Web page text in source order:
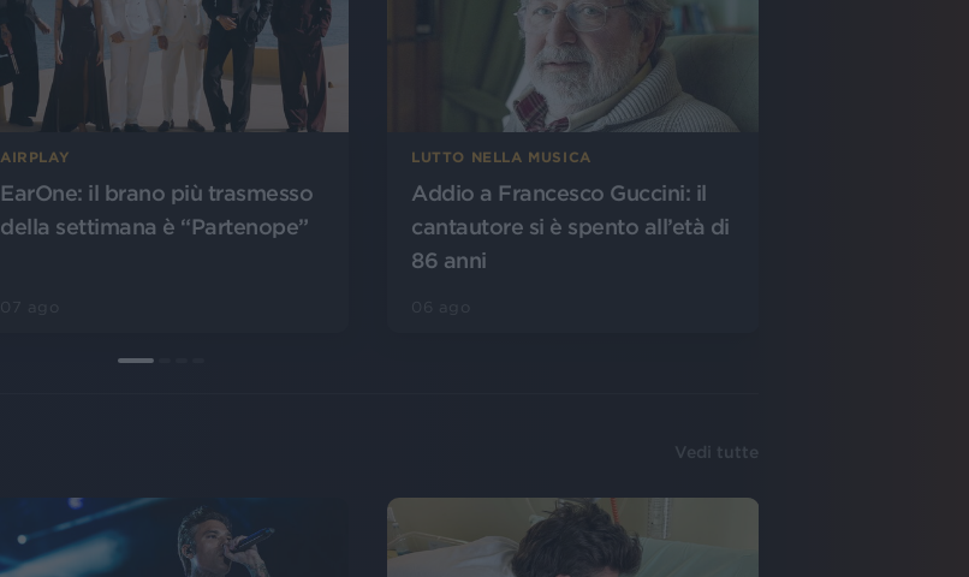
AIRPLAY
EarOne: il brano più trasmesso
della settimana è “Partenope”
LUTTO NELLA MUSICA
Addio a Francesco Guccini: il
cantautore si è spento all’età di
86 anni
Vedi tutte